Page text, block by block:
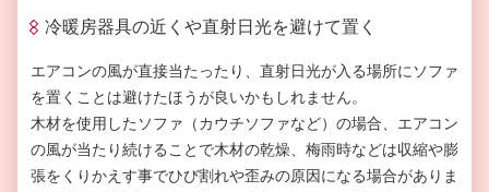
冷暖房器具の近くや直射日光を避けて置く
エアコンの風が直接当たったり、直射日光が入る場所にソファ
を置くことは避けたほうが良いかもしれません。
木材を使用したソファ（カウチソファなど）の場合、エアコン
の風が当たり続けることで木材の乾燥、梅雨時などは収縮や膨
張をくりかえす事でひび割れや歪みの原因になる場合がありま